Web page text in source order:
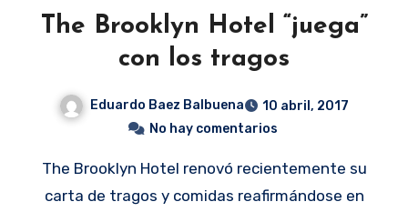
The Brooklyn Hotel “juega”
con los tragos
Eduardo Baez Balbuena
10 abril, 2017
No hay comentarios
The Brooklyn Hotel renovó recientemente su
carta de tragos y comidas reafirmándose en